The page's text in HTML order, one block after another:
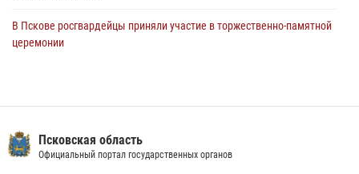
В Пскове росгвардейцы приняли участие в торжественно-памятной
церемонии
13 июля 2026, 05:29
Псковская область
Официальный портал государственных органов